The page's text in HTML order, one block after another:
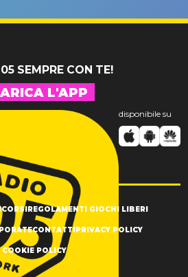
SEMPRE CON TE!
L'APP
disponibile su
REGOLAMENTI GIOCHI LIBERI
CONTATTIPRIVACY POLICY
COOKIE POLICY